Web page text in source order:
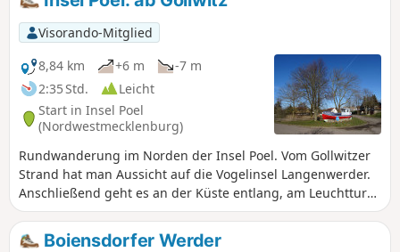
Visorando-Mitglied
8,84 km
+6 m
-7 m
2:35 Std.
Leicht
Start in Insel Poel
(Nordwestmecklenburg)
Rundwanderung im Norden der Insel Poel. Vom Gollwitzer
Strand hat man Aussicht auf die Vogelinsel Langenwerder.
Anschließend geht es an der Küste entlang, am Leuchtturm
Gollwitz vorbei zum Ort Am Schwarzen Busch und dann im
Inland zurück zum Ausgangspunkt.
Boiensdorfer Werder